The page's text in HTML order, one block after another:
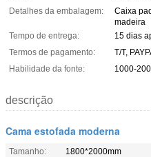
Detalhes da embalagem:
Caixa
madeira
Tempo de entrega:
15 dias
Termos de pagamento:
T/T,
Habilidade da fonte:
1000-
descrição
Cama estofada moderna
Tamanho:
1800*2000mm